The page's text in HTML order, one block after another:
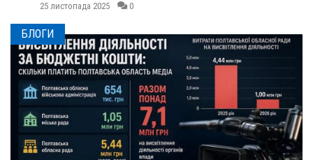
25 листопада 2025 0
БЛОГИ